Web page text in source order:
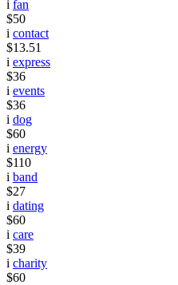
i fan
$50
i contact
$13.51
i express
$36
i events
$36
i dog
$60
i energy
$110
i band
$27
i dating
$60
i care
$39
i charity
$60